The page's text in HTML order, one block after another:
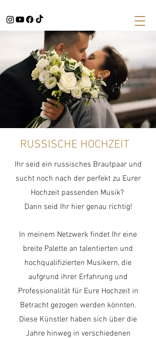
RUSSISCHE HOCHZEIT
Ihr seid ein russisches Brautpaar und
sucht noch nach der perfekt zu Eurer
Hochzeit passenden Musik?
Dann seid Ihr hier genau richtig!
In meinem Netzwerk findet Ihr eine
breite Palette an talentierten und
hochqualifizierten Musikern, die
aufgrund ihrer Erfahrung und
Professionalität für Eure Hochzeit in
Betracht gezogen werden könnten.
Diese Künstler haben sich über die
Jahre hinweg in verschiedenen